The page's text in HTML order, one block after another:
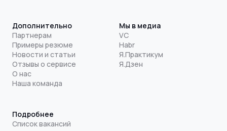
Дополнительно
Партнерам
Примеры резюме
Новости и статьи
Отзывы о сервисе
О нас
Наша команда
Мы в медиа
VC
Habr
Я.Практикум
Я.Дзен
Подробнее
Список вакансий